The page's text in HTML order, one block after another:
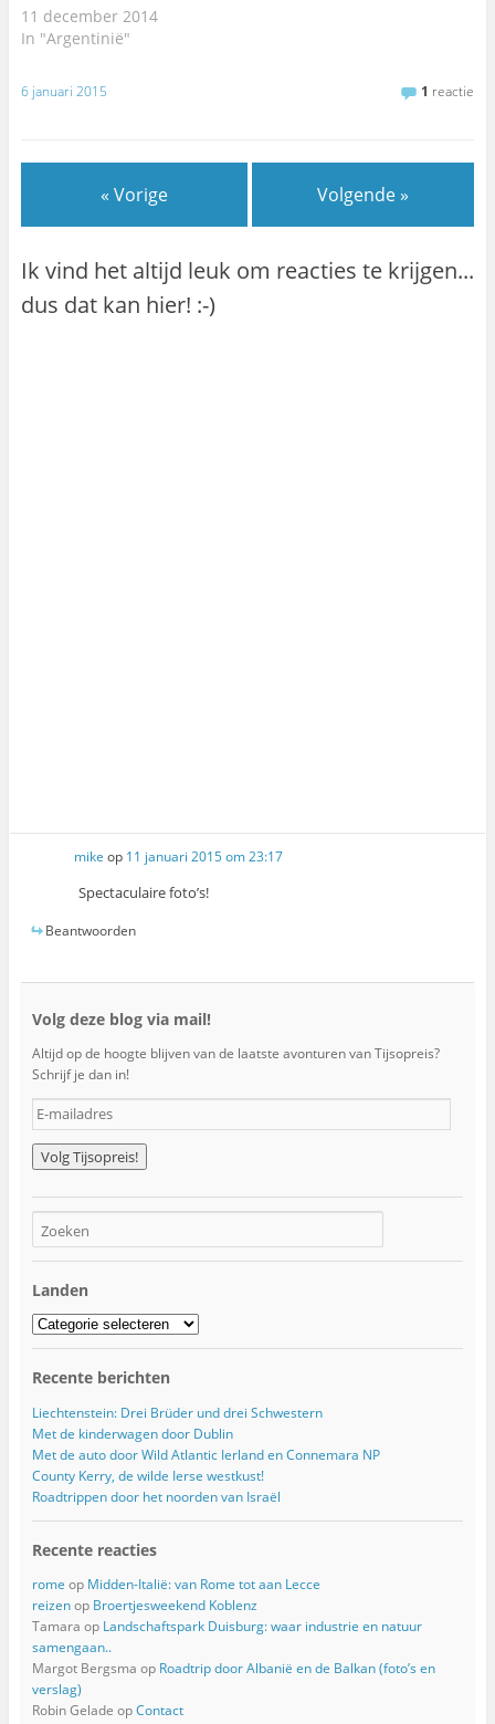
11 december 2014
In "Argentinië"
6 januari 2015 1 reactie
« Vorige Volgende »
Ik vind het altijd leuk om reacties te krijgen...
dus dat kan hier! :-)
mike op 11 januari 2015 om 23:17
Spectaculaire foto’s!
Beantwoorden
Volg deze blog via mail!
Altijd op de hoogte blijven van de laatste avonturen van Tijsopreis?
Schrijf je dan in!
E
-
m
a
i
l
d
e
s
Landen
Landen
Recente berichten
Liechtenstein: Drei Brüder und drei Schwestern
Met de kinderwagen door Dublin
Met de auto door Wild Atlantic Ierland en Connemara NP
County Kerry, de wilde Ierse westkust!
Roadtrippen door het noorden van Israël
Recente reacties
rome op Midden-Italië: van Rome tot aan Lecce
reizenop Broertjesweekend Koblenz
Tamara op Landschaftspark Duisburg: waar industrie en natuur
samengaan..
Margot Bergsma op Roadtrip door Albanië en de Balkan (foto’s en
verslag)
Robin Gelade opContact